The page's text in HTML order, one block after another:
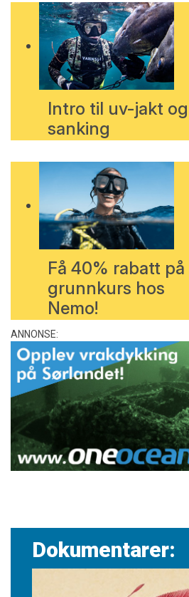
Intro til uv-jakt og
sanking
Få 40% rabatt på
grunnkurs hos
Nemo!
ANNONSE:
Dokumentarer: